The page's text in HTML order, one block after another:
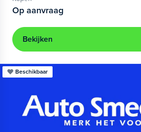
Op aanvraag
Bekijken
Beschikbaar